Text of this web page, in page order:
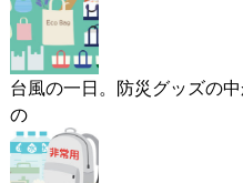
台風の一日。防災グッズの
の